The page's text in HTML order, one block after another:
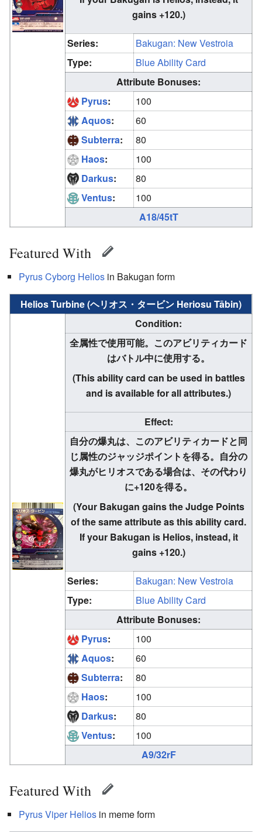
gains +120.)
Series:
Bakugan: New Vestroia
Type:
Blue Ability Card
Attribute Bonuses:
Pyrus:
100
Aquos:
60
Subterra:
80
Haos:
100
Darkus:
80
Ventus:
100
A18/45tT
Featured With
PyrusCyborg Helios in Bakugan form
Helios Turbine (ヘリオス・タービン Heriosu Tābin)
Condition:
全属性で使用可能。このアビリティカード
はバトル中に使用する。
(This ability card can be used in battles
and is available for all attributes.)
Effect:
自分の爆丸は、このアビリティカードと同
じ属性のジャッジポイントを得る。自分の
爆丸がヒリオスである場合は、その代わり
に+120を得る。
(Your Bakugan gains the Judge Points
of the same attribute as this ability card.
If your Bakugan is Helios, instead, it
gains +120.)
Series:
Bakugan: New Vestroia
Type:
Blue Ability Card
Attribute Bonuses:
Pyrus:
100
Aquos:
60
Subterra:
80
Haos:
100
Darkus:
80
Ventus:
100
A9/32rF
Featured With
PyrusViper Helios in meme form